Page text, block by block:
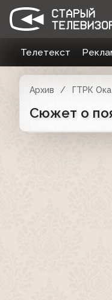
Телетекст
Архив ГТРК Ока
Сюжет о